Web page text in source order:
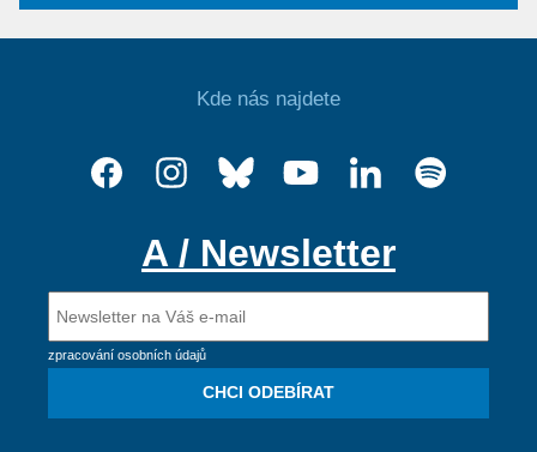
Kde nás najdete
A / Newsletter
zpracování osobních údajů
CHCI ODEBÍRAT